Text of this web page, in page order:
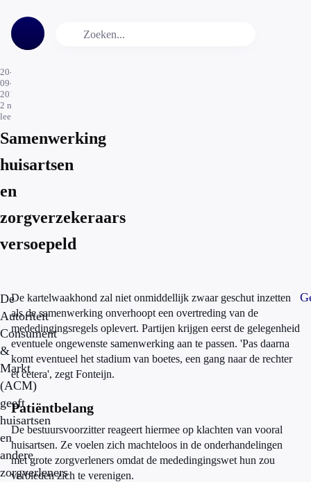
20-
09-
2015
2 min.
leestijd
Samenwerking
huisartsen
en
zorgverzekeraars
versoepeld
De
Autoriteit
Consument
&
Markt
(ACM)
geeft
huisartsen
en
andere
zorgverleners
De kartelwaakhond zal niet onmiddellijk zwaar geschut inzetten
als de samenwerking onverhoopt een overtreding van de
mededingingsregels oplevert. Partijen krijgen eerst de gelegenheid
eventuele ongewenste samenwerking aan te passen. 'Pas daarna
komt eventueel het stadium van boetes, een gang naar de rechter
et cetera', zegt Fonteijn.
Patiëntbelang
De bestuursvoorzitter reageert hiermee op klachten van vooral
huisartsen. Ze voelen zich machteloos in de onderhandelingen
met grote zorgverleners omdat de mededingingswet hun zou
verbieden zich te verenigen.